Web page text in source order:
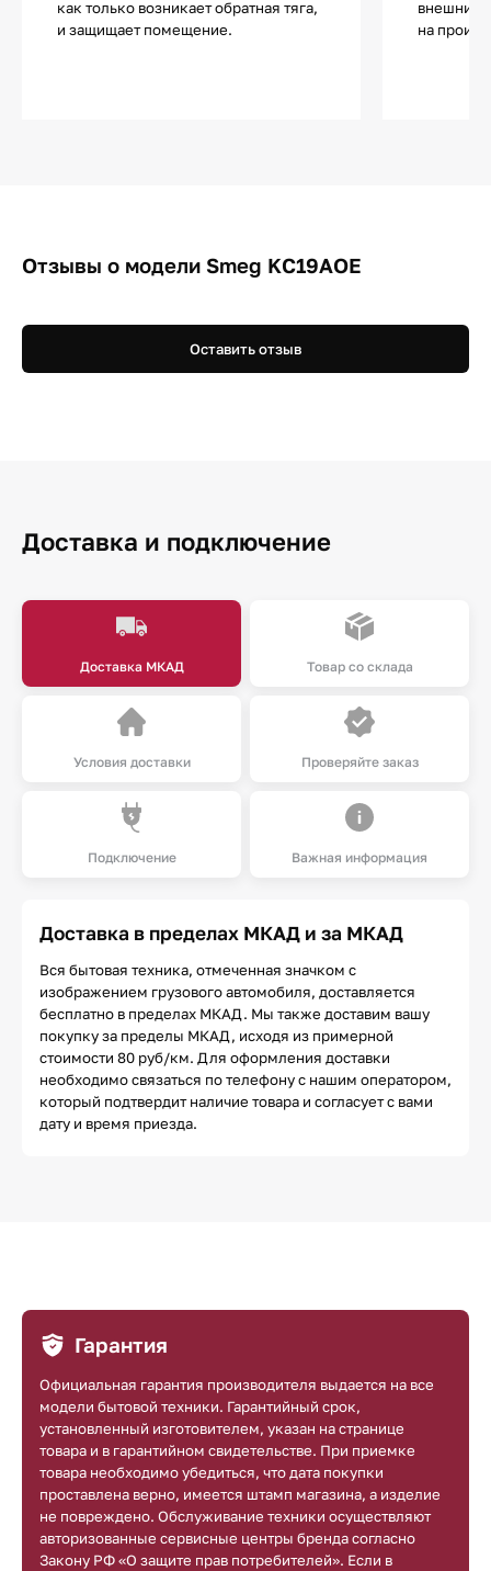
как только возникает обратная тяга,
и защищает помещение.
внешний
на
Отзывы о модели Smeg KC19AOE
Оставить отзыв
Доставка и подключение
Доставка МКАД Товар со склада
Условия доставки Проверяйте заказ
Подключение Важная информация
Доставка в пределах МКАД и за МКАД
Вся бытовая техника, отмеченная значком с
изображением грузового автомобиля, доставляется
бесплатно в пределах МКАД. Мы также доставим вашу
покупку за пределы МКАД, исходя из примерной
стоимости 80 руб/км. Для оформления доставки
необходимо связаться по телефону с нашим оператором,
который подтвердит наличие товара и согласует с вами
дату и время приезда.
Гарантия
Официальная гарантия производителя выдается на все
модели бытовой техники. Гарантийный срок,
установленный изготовителем, указан на странице
товара и в гарантийном свидетельстве. При приемке
товара необходимо убедиться, что дата покупки
проставлена верно, имеется штамп магазина, а изделие
не повреждено. Обслуживание техники осуществляют
авторизованные сервисные центры бренда согласно
Закону РФ «О защите прав потребителей». Если в